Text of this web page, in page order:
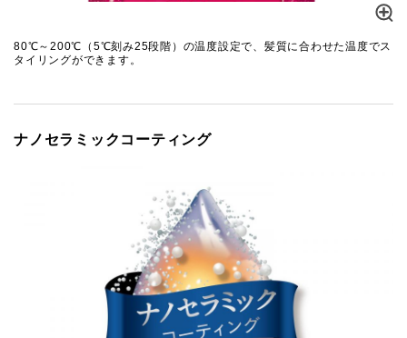
80℃～200℃（5℃刻み25段階）の温度設定で、髪質に合わせた温度でス
タイリングができます。
ナノセラミックコーティング